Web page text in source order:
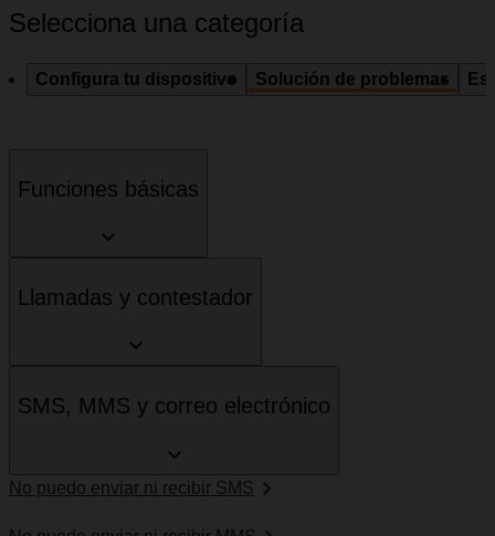
Selecciona una categoría
Configura tu dispositivo Solución de problemas
Funciones básicas
Llamadas y contestador
SMS, MMS y correo electrónico
No puedo enviar ni recibir SMS